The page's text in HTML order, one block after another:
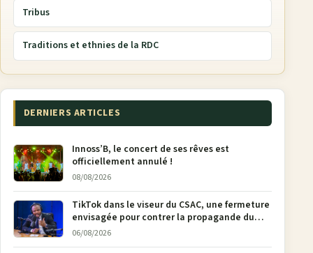
Tribus
Traditions et ethnies de la RDC
DERNIERS ARTICLES
Innoss’B, le concert de ses rêves est
officiellement annulé !
08/08/2026
TikTok dans le viseur du CSAC, une fermeture
envisagée pour contrer la propagande du
M23
06/08/2026